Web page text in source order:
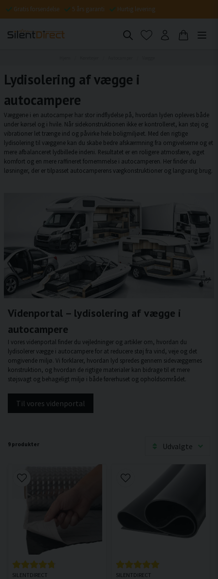
Gratis forsendelse 5 års garanti Hurtig levering
Lydisolering af vægge i
autocampere
Væggene i en autocamper har stor indflydelse på, hvordan lyden opleves både
under kørsel og i hvile. Når sidekonstruktionen ikke er kontrolleret, kan støj og
vibrationer let trænge ind og påvirke hele boligmiljøet. Med den rigtige
lydisolering til væggene kan du skabe bedre afskærmning fra omgivelserne og et
mere afbalanceret lydbillede indeni. Resultatet er en roligere atmosfære, øget
komfort og en mere raffineret fornemmelse i autocamperen. Her finder du
løsninger, der er tilpasset autocamperens vægkonstruktioner og langvarig brug.
Videnportal – lydisolering af vægge i
autocampere
I vores videnportal finder du vejledninger og artikler om, hvordan du
lydisolerer vægge i autocampere for at reducere støj fra vind, veje og det
omgivende miljø. Vi forklarer, hvordan lyd spredes gennem sidevæggernes
konstruktion, og hvordan de rigtige materialer kan bidrage til et mere
støjsvagt og behageligt miljø i både førerhuset og opholdsområdet.
Til vores videnportal
9 produkter Udvalgte
SILENTDIRECT SILENTDIRECT